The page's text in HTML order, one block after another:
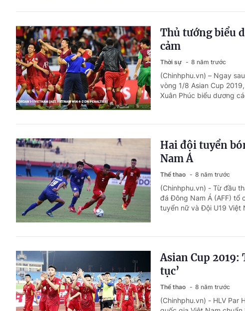
Thủ tướng biểu
cảm
Thời sự 8 năm trước
(Chinhphu.vn) – Ngay
vòng 1/8 Asian Cup
Xuân Phúc biểu dương
Hai đội tuyển
Nam Á
Thể thao 8 năm trước
(Chinhphu.vn) - Từ đầu
đá Đông Nam Á (AFF) tổ
tuyển nữ và Đội U19 Việt
Asian Cup
tục’
Thể thao 8 năm trước
(Chinhphu.vn) - HLV Par